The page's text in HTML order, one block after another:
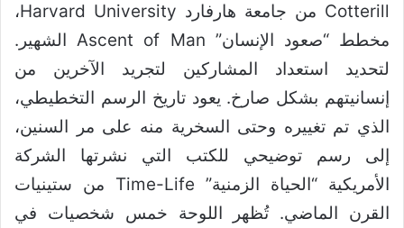
Cotterill من جامعة هارفارد Harvard University،
مخطط “صعود الإنسان” Ascent of Man الشهير.
لتحديد استعداد المشاركين لتجريد الآخرين من
إنسانيتهم بشكل صارخ. يعود تاريخ الرسم التخطيطي،
الذي تم تغييره وحتى السخرية منه على مر السنين،
إلى رسم توضيحي للكتب التي نشرتها الشركة
الأمريكية “الحياة الزمنية” Time-Life من ستينيات
القرن الماضي. تُظهر اللوحة خمس شخصيات في